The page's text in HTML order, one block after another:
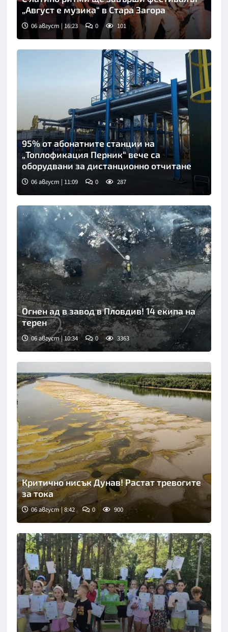
„Август е музика“ в Стара Загора
06 август | 16:23 0 101
95% от абонатните станции на
„Топлофикация Перник“ вече са
оборудвани за дистанционно отчитане
06 август | 11:09 0 287
Огнен ад в завод в Пловдив! 14 екипа на
терен
06 август | 10:34 0 3363
Снимка: goggle
Критично нисък Дунав! Растат тревогите
за тока
06 август | 8:42 0 900